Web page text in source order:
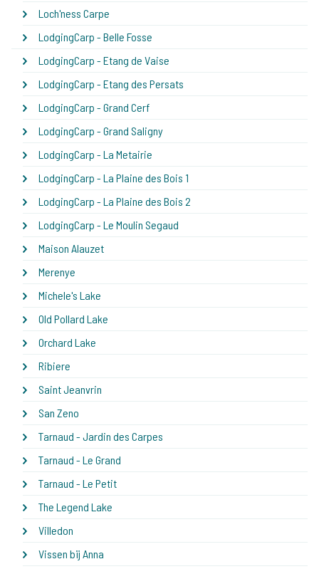
Loch'ness Carpe
LodgingCarp - Belle Fosse
LodgingCarp - Etang de Vaise
LodgingCarp - Etang des Persats
LodgingCarp - Grand Cerf
LodgingCarp - Grand Saligny
LodgingCarp - La Metairie
LodgingCarp - La Plaine des Bois 1
LodgingCarp - La Plaine des Bois 2
LodgingCarp - Le Moulin Segaud
Maison Alauzet
Merenye
Michele's Lake
Old Pollard Lake
Orchard Lake
Ribiere
Saint Jeanvrin
San Zeno
Tarnaud - Jardin des Carpes
Tarnaud - Le Grand
Tarnaud - Le Petit
The Legend Lake
Villedon
Vissen bij Anna